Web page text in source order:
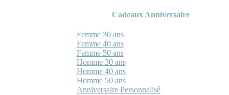
Cadeaux Anniversaire
Femme 30 ans
Femme 40 ans
Femme 50 ans
Homme 30 ans
Homme 40 ans
Homme 50 ans
Anniversaire Personnalisé